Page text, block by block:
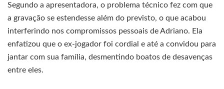
Segundo a apresentadora, o problema técnico fez com que
a gravação se estendesse além do previsto, o que acabou
interferindo nos compromissos pessoais de Adriano. Ela
enfatizou que o ex-jogador foi cordial e até a convidou para
jantar com sua família, desmentindo boatos de desavenças
entre eles.